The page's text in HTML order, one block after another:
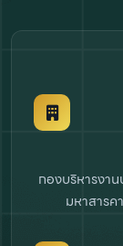
กองบริหารงา
มหาสารค